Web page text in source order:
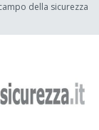
della sicurezza